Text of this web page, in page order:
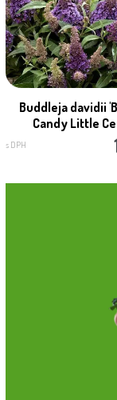
Buddleja davidii
Candy Little
s DPH